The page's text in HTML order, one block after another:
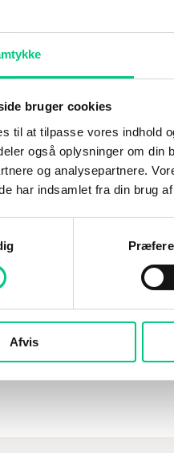
bruger cookies
til at tilpasse vores indhold
også oplysninger om din
og analysepartnere.
har indsamlet fra din brug
Afvis
giver
er fuldt integreret med
såsom
giver din virksomhed
gør det nemt at få overblik
og data på tværs af
brug for en
med